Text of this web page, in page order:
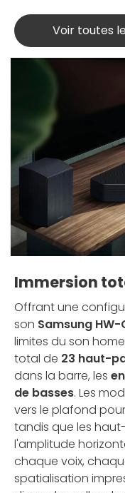
Voir toutes
Immersion
Offrant une
son Samsung HW-
limites du son
total de 23 haut-
dans la barre, les
de basses. Les
vers le plafond
tandis que les
l'amplitude
chaque voix,
spatialisation